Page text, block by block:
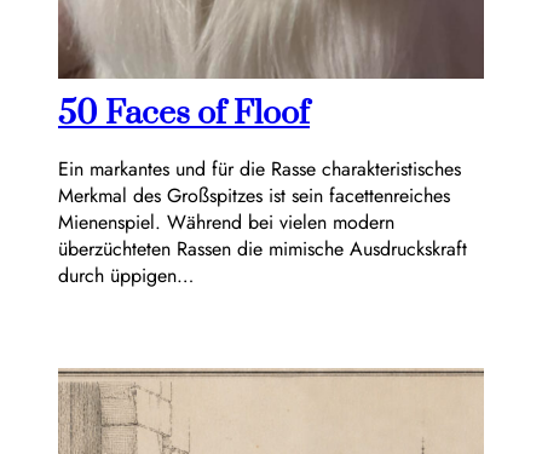
50 Faces of Floof
Ein markantes und für die Rasse charakteristisches
Merkmal des Großspitzes ist sein facettenreiches
Mienenspiel. Während bei vielen modern
überzüchteten Rassen die mimische Ausdruckskraft
durch üppigen…